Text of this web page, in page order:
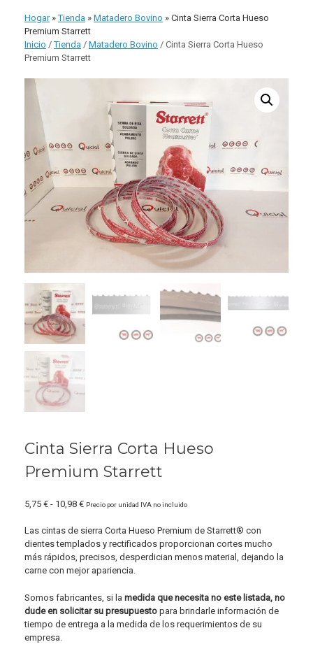
Hogar » Tienda » Matadero Bovino » Cinta Sierra Corta Hueso
Premium Starrett
Inicio /Tienda / Matadero Bovino / Cinta Sierra Corta Hueso
Premium Starrett
Cinta Sierra Corta Hueso
Premium Starrett
5,75 € - 10,98 €Rango
precios:
desde
5,75 €
hasta
Precio por unidad IVA no incluido
Las cintas de sierra Corta Hueso Premium de Starrett® con
dientes templados y rectificados proporcionan cortes mucho
más rápidos, precisos, desperdician menos material, dejando la
carne con mejor apariencia.
Somos fabricantes, si la medida que necesita no este listada, no
dude en solicitar su presupuesto para brindarle información de
tiempo de entrega a la medida de los requerimientos de su
empresa.